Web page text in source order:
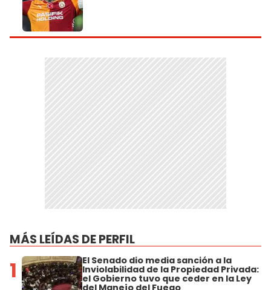
MÁS LEÍDAS DE PERFIL
1 El Senado dio media sanción a la
Inviolabilidad de la Propiedad Privada:
el Gobierno tuvo que ceder en la Ley
del Manejo del Fuego